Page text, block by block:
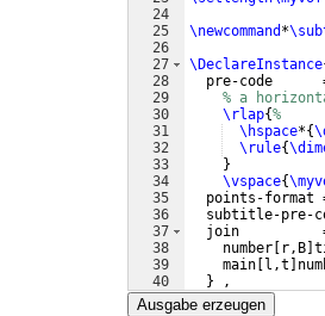
24
25
26
27
28
29
30
31
32
33
34
35
36
37
38
39
40
41
\newcommand *
\DeclareInstance
pre-code
% a
\rlap{%
\hspace*{
\rule{
}
\vspace{
points-format
subtitle-pre-
join
    number
r,B
    main
l,t
} ,
attach
Ausgabe erzeugen